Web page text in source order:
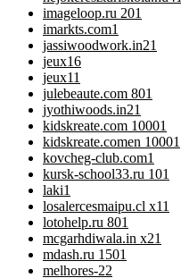
imageloop.ru 201
imarkts.com1
jassiwoodwork.in21
jeux16
jeux11
julebeaute.com 801
jyothiwoods.in21
kidskreate.com 10001
kidskreate.comen 10001
kovcheg-club.com1
kursk-school33.ru 101
laki1
losalercesmaipu.cl x11
lotohelp.ru 801
mcgarhdiwala.in x21
mdash.ru 1501
melhores-22